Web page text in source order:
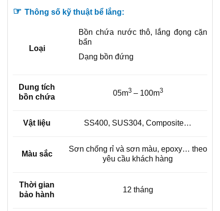
☞ Thông số kỹ thuật bể lắng:
Loại
Bồn chứa nước thô, lắng đọng cặn
bẩn
Dạng bồn đứng
Dung tích
bồn chứa
05m3– 100m3
Vật liệu SS400, SUS304, Composite…
Màu sắc
Sơn chống rỉ và sơn màu, epoxy… theo
yêu cầu khách hàng
Thời gian
bảo hành
12 tháng